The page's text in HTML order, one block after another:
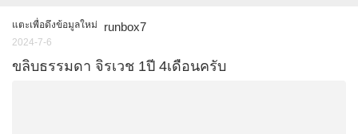
แตะเพื่อดึงข้อมูลใหม่ runbox7
2024-7-6
ขลิบธรรมดา จิรเวช 1ปี 4เดือนครับ